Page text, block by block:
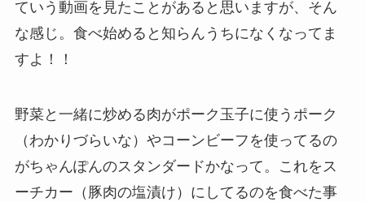
ていう動画を見たことがあると思いますが、そん
な感じ。食べ始めると知らんうちになくなってま
すよ！！
野菜と一緒に炒める肉がポーク玉子に使うポーク
（わかりづらいな）やコーンビーフを使ってるの
がちゃんぽんのスタンダードかなって。これをス
ーチカー（豚肉の塩漬け）にしてるのを食べた事